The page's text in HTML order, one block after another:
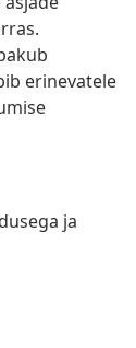
erinevatele
ja